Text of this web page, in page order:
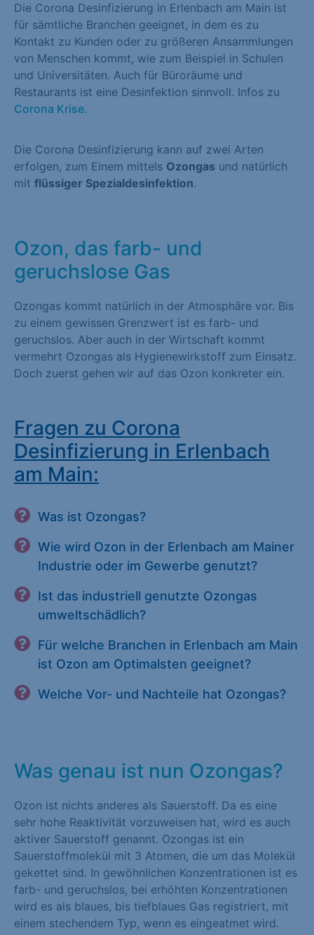
Die Corona Desinfizierung in Erlenbach am Main ist
für sämtliche Branchen geeignet, in dem es zu
Kontakt zu Kunden oder zu größeren Ansammlungen
von Menschen kommt, wie zum Beispiel in Schulen
und Universitäten. Auch für Büroräume und
Restaurants ist eine Desinfektion sinnvoll. Infos zu
Corona Krise.
Die Corona Desinfizierung kann auf zwei Arten
erfolgen, zum Einem mittels Ozongas und natürlich
mit flüssiger Spezialdesinfektion.
Ozon, das farb- und
geruchslose Gas
Ozongas kommt natürlich in der Atmosphäre vor. Bis
zu einem gewissen Grenzwert ist es farb- und
geruchslos. Aber auch in der Wirtschaft kommt
vermehrt Ozongas als Hygienewirkstoff zum Einsatz.
Doch zuerst gehen wir auf das Ozon konkreter ein.
Fragen zu Corona
Desinfizierung in Erlenbach
am Main:
Was ist Ozongas?
Wie wird Ozon in der Erlenbach am Mainer
Industrie oder im Gewerbe genutzt?
Ist das industriell genutzte Ozongas
umweltschädlich?
Für welche Branchen in Erlenbach am Main
ist Ozon am Optimalsten geeignet?
Welche Vor- und Nachteile hat Ozongas?
Was genau ist nun Ozongas?
Ozon ist nichts anderes als Sauerstoff. Da es eine
sehr hohe Reaktivität vorzuweisen hat, wird es auch
aktiver Sauerstoff genannt. Ozongas ist ein
Sauerstoffmolekül mit 3 Atomen, die um das Molekül
gekettet sind. In gewöhnlichen Konzentrationen ist es
farb- und geruchslos, bei erhöhten Konzentrationen
wird es als blaues, bis tiefblaues Gas registriert, mit
einem stechendem Typ, wenn es eingeatmet wird.